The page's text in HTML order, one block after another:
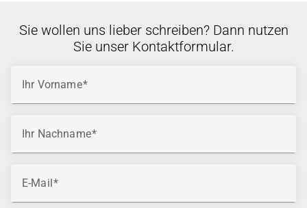
Sie wollen uns lieber schreiben? Dann nutzen
Sie unser Kontaktformular.
Ihr Vorname
Ihr Nachname
E-Mail